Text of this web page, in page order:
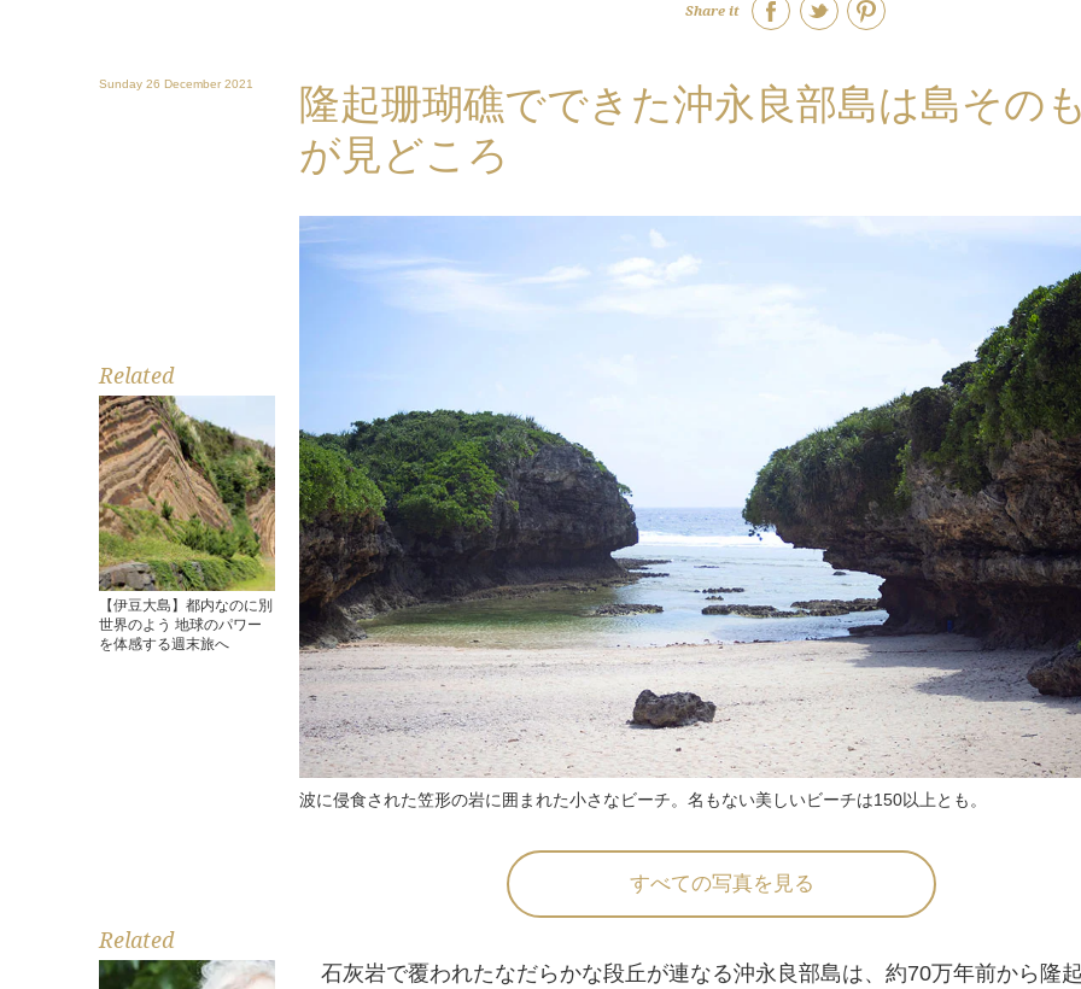
Share it
Sunday 26 December 2021
Related
【伊豆大島】都内なのに別
世界のよう 地球のパワー
を体感する週末旅へ
Related
隆起珊瑚礁でできた沖永良部島は島その
が見どころ
波に侵食された笠形の岩に囲まれた小さなビーチ。名もない美しいビーチは150以上とも。
すべての写真を見る
石灰岩で覆われたなだらかな段丘が連なる沖永良部島は、約70万年前から隆